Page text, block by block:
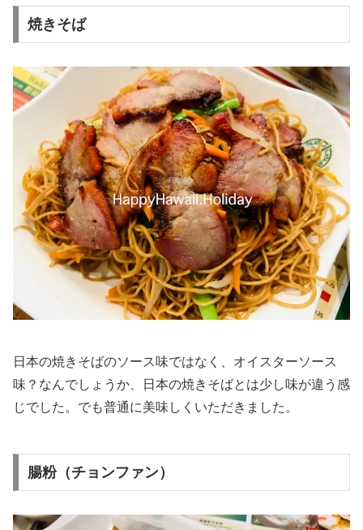
焼きそば
日本の焼きそばのソース味ではなく、オイスターソース
味？なんでしょうか、日本の焼きそばとは少し味が違う感
じでした。でも普通に美味しくいただきました。
腸粉（チョンファン）